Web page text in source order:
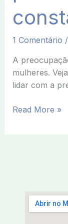
1 Comentário /
A
mulheres.
lidar com a
Read More »